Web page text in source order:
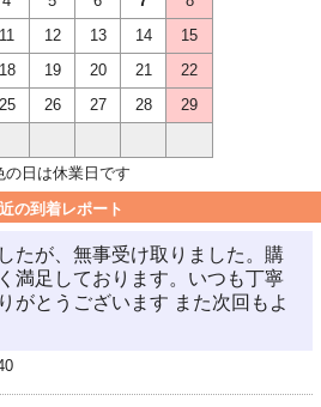
11 12 13 14
15
18 19 20 21
22
25 26 27 28
29
の日は休業日です
の到着レポート
たが、無事受け取りました。購
満足しております。いつも丁寧
がとうございます また次回もよ